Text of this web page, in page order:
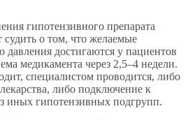
гипотензивного препарата
судить о том, что желаемые
давления достигаются у пациентов
медикамента через 2,5–4 недели.
специалистом проводится, либо
либо подключение к
иных гипотензивных подгрупп.